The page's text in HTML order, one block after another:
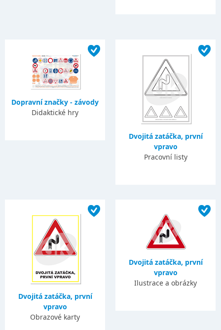
Dopravní značky - závody
Didaktické hry
Dvojitá zatáčka, první
vpravo
Pracovní listy
Dvojitá zatáčka, první
vpravo
Obrazové karty
Dvojitá zatáčka, první
vpravo
Ilustrace a obrázky